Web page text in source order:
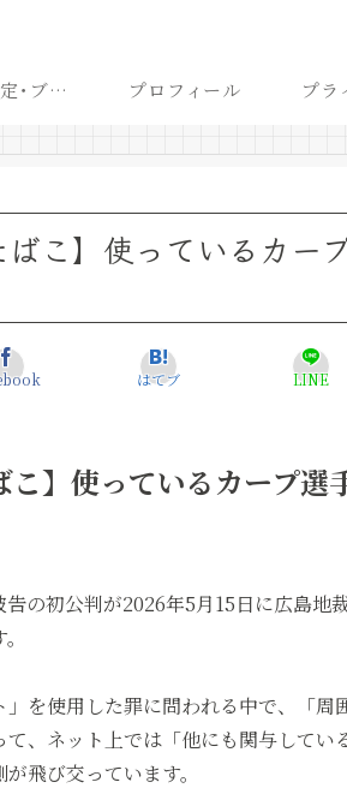
中古ドメイン選定･ブログ開設後最短での収益化戦略 プロフィール プラ
ばこ】使っているカー
はてブ LINE
こ】使っているカープ
の初公判が2026年5月15日に広島地
を使用した罪に問われる中で、「周
、ネット上では「他にも関与してい
飛び交っています。